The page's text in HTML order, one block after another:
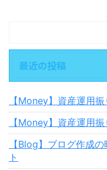
最近の投稿
【Money】資産運用
【Money】資産運用
【Blog】ブログ作成
ト